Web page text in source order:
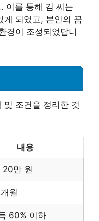
이를 통해 김 씨는
게 되었고, 본인의 꿈
경이 조성되었답니
및 조건을 정리한 것
내용
20만 원
월
60% 이하